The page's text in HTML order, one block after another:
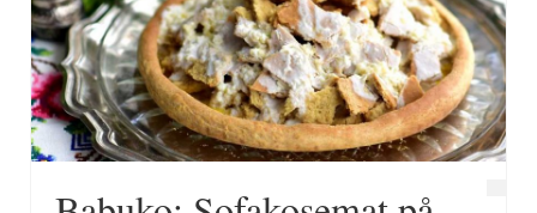
Fisk og skalldyr
Fugl
Gryteretter